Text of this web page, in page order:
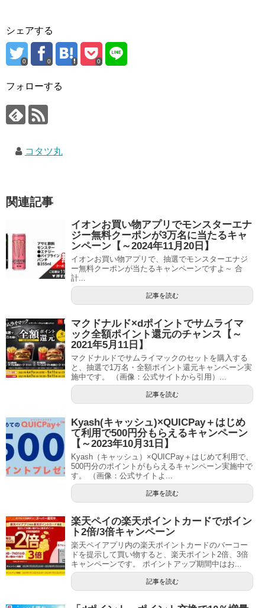
シェアする
0 0 0
フォローする
コタツ丸
関連記事
イオンお買い物アプリでモンスターエナ
ジー無料クーポンが3万名に当たるキャ
ンペーン【～2024年11月20日】
イオンお買い物アプリで、抽選でモンスターエナジ
ー無料クーポンが当たるキャンペーンですよ～ 合
計...
記事を読む
マクドナルド×dポイントでサムライマ
ック全額ポイント還元のチャンス【～
2021年5月11日】
マクドナルドでサムライマックのセットを購入する
と、抽選で1万名・全額ポイント還元キャンペーン実
施中です。 （画像：公式サイトから引用）...
記事を読む
Kyash(キャッシュ)×QUICPay＋はじめ
て利用で500円分もらえるキャンペーン
【～2023年10月31日】
Kyash（キャッシュ）×QUICPay＋はじめて利用で、
500円分のポイントがもらえるキャンペーン実施中で
す。 （画像：公式サイトよ...
記事を読む
楽天ペイの楽天ポイントカードでポイン
ト2倍/3倍キャンペーン
楽天ペイアプリ内の楽天ポイントカードのバーコー
ドを提示して買い物すると、楽天ポイント2倍、3倍
キャンペーンです。 ポイントアップ期間中はお...
記事を読む